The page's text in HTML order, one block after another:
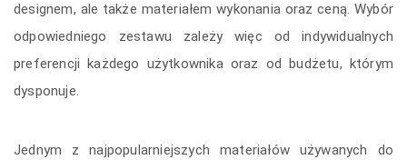
designem, ale także materiałem wykonania oraz ceną. Wybór
odpowiedniego zestawu zależy więc od indywidualnych
preferencji każdego użytkownika oraz od budżetu, którym
dysponuje.
Jednym z najpopularniejszych materiałów używanych do